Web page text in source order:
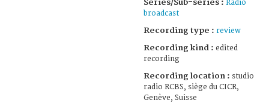
Series/Sub-series : Radio
broadcast
Recording type : review
Recording kind : edited
recording
Recording location : studio
radio RCBS, siège du CICR,
Genève, Suisse